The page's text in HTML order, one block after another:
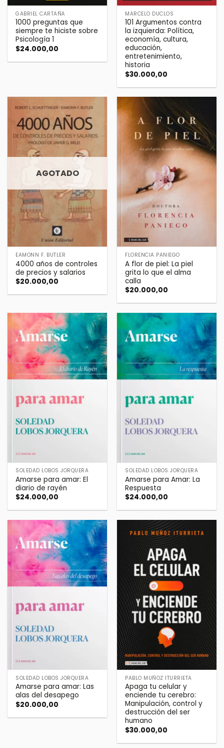
GABRIEL CARTAÑÁ
1000 preguntas que
siempre te hiciste sobre
Psicología 1
$24.000,00
MARCELO DUCLOS
101 Argumentos contra
la izquierda: Política,
economía, cultura,
educación,
entretenimiento,
historia
$30.000,00
AGOTADO
EAMONN F. BUTLER
4000 años de controles
de precios y salarios
$20.000,00
FLORENCIA PANIEGO
A flor de piel: La piel
grita lo que el alma
calla
$20.000,00
SOLEDAD LOBOS JORQUERA
Amarse para amar: El
diario de rayén
$24.000,00
SOLEDAD LOBOS JORQUERA
Amarse para Amar: La
Respuesta
$24.000,00
SOLEDAD LOBOS JORQUERA
Amarse para amar: Las
alas del desapego
$20.000,00
PABLO MUÑOZ ITURRIETA
Apaga tu celular y
enciende tu cerebro:
Manipulación, control y
destrucción del ser
humano
$30.000,00